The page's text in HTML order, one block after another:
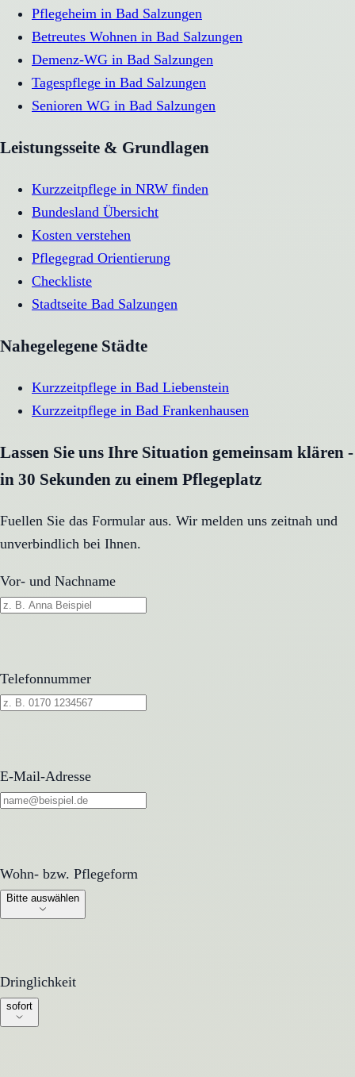
Pflegeheim in Bad Salzungen
Betreutes Wohnen in Bad Salzungen
Demenz-WG in Bad Salzungen
Tagespflege in Bad Salzungen
Senioren WG in Bad Salzungen
Leistungsseite & Grundlagen
Kurzzeitpflege in NRW finden
Bundesland Übersicht
Kosten verstehen
Pflegegrad Orientierung
Checkliste
Stadtseite Bad Salzungen
Nahegelegene Städte
Kurzzeitpflege in Bad Liebenstein
Kurzzeitpflege in Bad Frankenhausen
Lassen Sie uns Ihre Situation gemeinsam klären -
in 30 Sekunden zu einem Pflegeplatz
Fuellen Sie das Formular aus. Wir melden uns zeitnah und
unverbindlich bei Ihnen.
Vor- und Nachname
Telefonnummer
E-Mail-Adresse
Wohn- bzw. Pflegeform
Wohn- bzw. Pflegeform
Bitte auswählen
Dringlichkeit
Dringlichkeit
sofort